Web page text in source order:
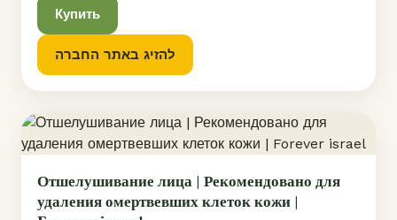
Купить
להזיג באתר החברה
Отшелушивание лица | Рекомендовано для
удаления омертвевших клеток кожи |